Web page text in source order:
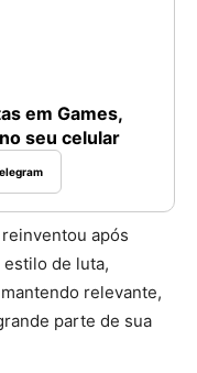
em Games,
seu celular
após
de luta,
relevante,
parte de sua